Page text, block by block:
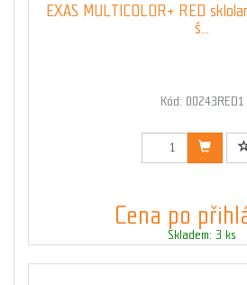
EXAS MULTICOLOR+ RED
š...
Kód: 00243RED1
Cena po
Skladem: 3 ks